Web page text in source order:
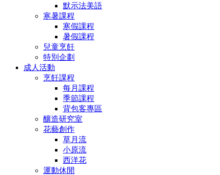
默示法美語
寒暑課程
寒假課程
暑假課程
兒童烹飪
特別企劃
成人活動
烹飪課程
每月課程
季節課程
背包客專區
釀造研究室
花藝創作
草月流
小原流
西洋花
運動休閒